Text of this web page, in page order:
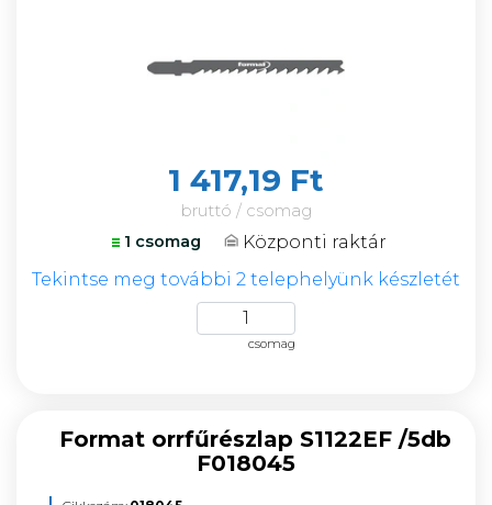
1 417,19 Ft
bruttó / csomag
1 csomag
Központi raktár
Tekintse meg további 2 telephelyünk készletét
csomag
Format orrfűrészlap S1122EF /5db
F018045